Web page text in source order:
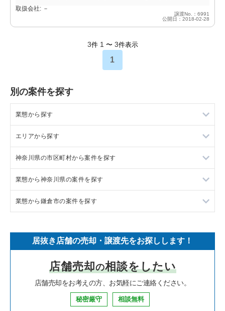
取扱会社: －
譲渡No.：6991
公開日：2018-02-28
3件 1 〜 3件表示
1
別の案件を探す
業態から探す
ラーメンの居抜き売却物件の案件一覧
フランス料理の居抜き売却物件の案件一覧
イタリア料理の居抜き売却物件の案件一覧
中華の居抜き売却物件の案件一覧
寿司の居抜き売却物件の案件一覧
焼肉の居抜き売却物件の案件一覧
鉄板焼き・お好み焼の居抜き売却物件の案件一覧
エリアから探す
東京23区の飲食店の居抜き売却物件の案件一覧
東京都下の飲食店の居抜き売却物件の案件一覧
千葉県の飲食店の居抜き売却物件の案件一覧
神奈川県の飲食店の居抜き売却物件の案件一覧
大阪府の飲食店の居抜き売却物件の案件一覧
兵庫県の飲食店の居抜き売却物件の案件一覧
神奈川県の市区町村から案件を探す
大和市の飲食店の居抜き売却物件の案件一覧
鎌倉市の飲食店の居抜き売却物件の案件一覧
川崎市高津区の飲食店の居抜き売却物件の案件一覧
横浜市鶴見区の飲食店の居抜き売却物件の案件一覧
川崎市中原区の飲食店の居抜き売却物件の案件一覧
業態から神奈川県の案件を探す
神奈川県のラーメンの居抜き売却物件の案件一覧
神奈川県のイタリア料理の居抜き売却物件の案件一覧
神奈川県の中華の居抜き売却物件の案件一覧
神奈川県のそば・うどんの居抜き売却物件の案件一覧
業態から鎌倉市の案件を探す
鎌倉市のフランス料理の居抜き売却物件の案件一覧
鎌倉市のイタリア料理の居抜き売却物件の案件一覧
鎌倉市の寿司の居抜き売却物件の案件一覧
居抜き店舗の売却・譲渡先をお探しします！
店舗売却の相談をしたい
店舗売却をお考えの方、お気軽にご連絡ください。
秘密厳守 相談無料